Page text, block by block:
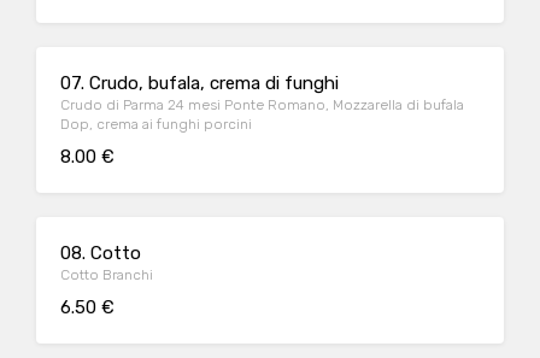
07. Crudo, bufala, crema di funghi
Crudo di Parma 24 mesi Ponte Romano, Mozzarella di bufala
Dop, crema ai funghi porcini
8.00 €
08. Cotto
Cotto Branchi
6.50 €